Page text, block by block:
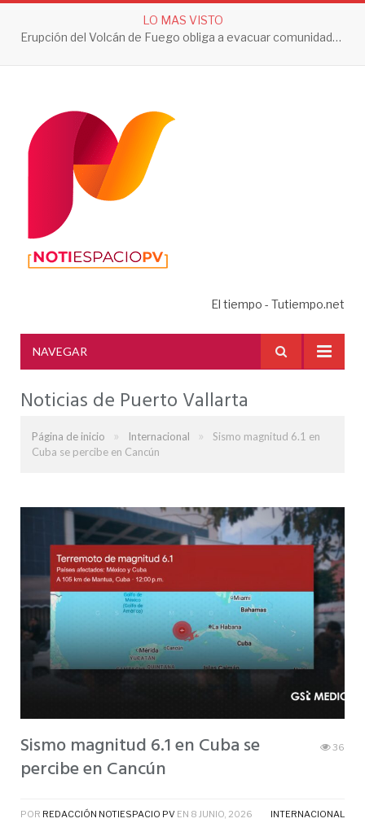
LO MAS VISTO
Erupción del Volcán de Fuego obliga a evacuar comunidades y mantiene en alerta a Guatemala
El tiempo - Tutiempo.net
NAVEGAR
Noticias de Puerto Vallarta
Página de inicio » Internacional »
Sismo magnitud 6.1 en
Cuba se percibe en Cancún
Sismo magnitud 6.1 en Cuba se
percibe en Cancún
36
POR REDACCIÓN NOTIESPACIO PV EN 8 JUNIO, 2026 INTERNACIONAL